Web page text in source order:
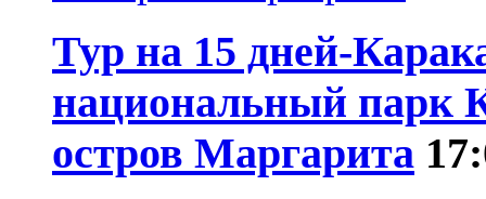
Тур на 15 дней-
национальный парк
остров Маргарита